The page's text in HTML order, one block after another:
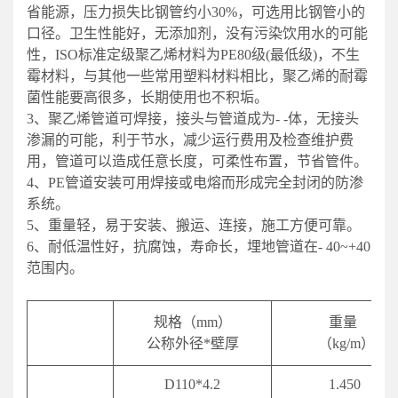
省能源，压力损失比钢管约小30%，可选用比钢管小的
口径。卫生性能好，无添加剂，没有污染饮用水的可能
性，ISO标准定级聚乙烯材料为PE80级(最低级)，不生
霉材料，与其他一些常用塑料材料相比，聚乙烯的耐霉
菌性能要高很多，长期使用也不积垢。
3、聚乙烯管道可焊接，接头与管道成为- -体，无接头
渗漏的可能，利于节水，减少运行费用及检查维护费
用，管道可以造成任意长度，可柔性布置，节省管件。
4、PE管道安装可用焊接或电熔而形成完全封闭的防渗
系统。
5、重量轻，易于安装、搬运、连接，施工方便可靠。
6、耐低温性好，抗腐蚀，寿命长，埋地管道在- 40~+40
范围内。
规格（mm）
公称外径*壁厚
重量
（kg/m）
D110*4.2 1.450